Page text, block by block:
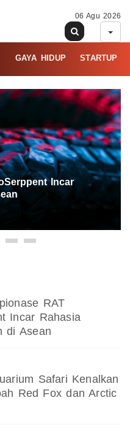
06 Agu 2026
GAYA HIDUP STARTUP
Incar
RAT
Incar Rahasia
di Asean
Safari Kenalkan
Red Fox dan Arctic